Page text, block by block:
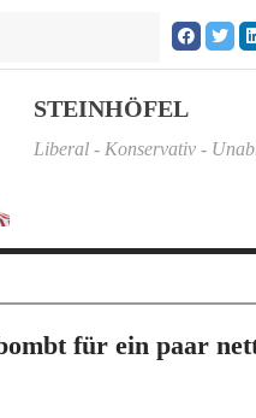
STEINHÖFEL
Liberal - Konservativ -
für ein paar